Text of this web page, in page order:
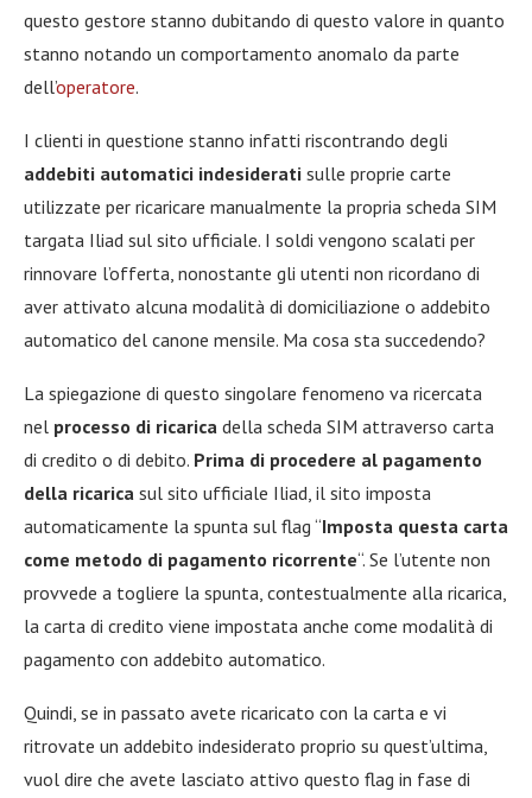
questo gestore stanno dubitando di questo valore in quanto
stanno notando un comportamento anomalo da parte
dell’operatore.
I clienti in questione stanno infatti riscontrando degli
addebiti automatici indesiderati sulle proprie carte
utilizzate per ricaricare manualmente la propria scheda SIM
targata Iliad sul sito ufficiale. I soldi vengono scalati per
rinnovare l’offerta, nonostante gli utenti non ricordano di
aver attivato alcuna modalità di domiciliazione o addebito
automatico del canone mensile. Ma cosa sta succedendo?
La spiegazione di questo singolare fenomeno va ricercata
nel processo di ricarica della scheda SIM attraverso carta
di credito o di debito. Prima di procedere al pagamento
della ricarica sul sito ufficiale Iliad, il sito imposta
automaticamente la spunta sul flag “Imposta questa carta
come metodo di pagamento ricorrente“. Se l’utente non
provvede a togliere la spunta, contestualmente alla ricarica,
la carta di credito viene impostata anche come modalità di
pagamento con addebito automatico.
Quindi, se in passato avete ricaricato con la carta e vi
ritrovate un addebito indesiderato proprio su quest’ultima,
vuol dire che avete lasciato attivo questo flag in fase di